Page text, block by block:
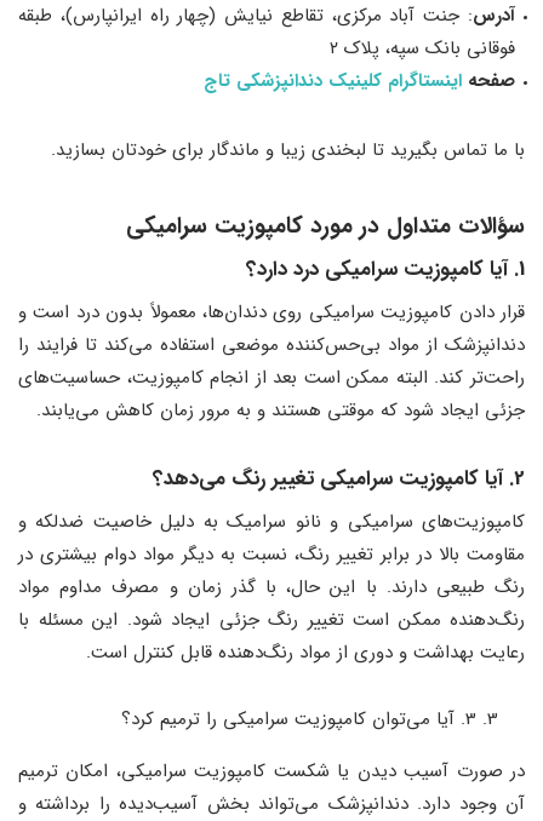
آدرس: جنت آباد مرکزی، تقاطع نیایش (چهار راه ایرانپارس)، طبقه
فوقانی بانک سپه، پلاک ۲
صفحه اينستاگرام کلینیک دندانپزشکی تاج
با ما تماس بگیرید تا لبخندی زیبا و ماندگار برای خودتان بسازید.
سؤالات متداول در مورد کامپوزیت سرامیکی
1. آیا کامپوزیت سرامیکی درد دارد؟
قرار دادن کامپوزیت سرامیکی روی دندان‌ها، معمولاً بدون درد است و
دندانپزشک از مواد بی‌حس‌کننده موضعی استفاده می‌کند تا فرایند را
راحت‌تر کند. البته ممکن است بعد از انجام کامپوزیت، حساسیت‌های
جزئی ایجاد شود که موقتی هستند و به مرور زمان کاهش می‌یابند.
2. آیا کامپوزیت سرامیکی تغییر رنگ می‌دهد؟
کامپوزیت‌های سرامیکی و نانو سرامیک به دلیل خاصیت ضدلکه و
مقاومت بالا در برابر تغییر رنگ، نسبت به دیگر مواد دوام بیشتری در
رنگ طبیعی دارند. با این حال، با گذر زمان و مصرف مداوم مواد
رنگ‌دهنده ممکن است تغییر رنگ جزئی ایجاد شود. این مسئله با
رعایت بهداشت و دوری از مواد رنگ‌دهنده قابل کنترل است.
3. آیا می‌توان کامپوزیت سرامیکی را ترمیم کرد؟
در صورت آسیب دیدن یا شکست کامپوزیت سرامیکی، امکان ترمیم
آن وجود دارد. دندانپزشک می‌تواند بخش آسیب‌دیده را برداشته و